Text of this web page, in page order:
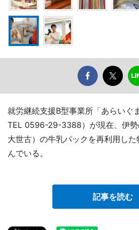
就労継続支援B型事業所「あらいぐ
TEL 0596-29-3388）が現在、伊勢
大世古）の牛乳パックを再利用し
んでいる。
記事を読む